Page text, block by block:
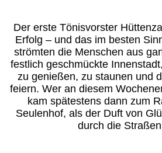
Der erste Tönisvorster
Erfolg – und das im besten
strömten die Menschen aus
festlich geschmückte
zu genießen, zu staunen und
feiern. Wer an diesem
kam spätestens dann zum
Seulenhof, als der Duft von
durch die